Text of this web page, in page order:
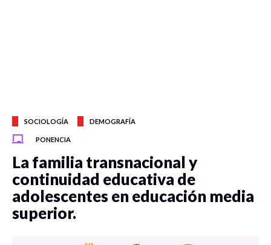
SOCIOLOGÍA DEMOGRAFÍA
PONENCIA
La familia transnacional y
continuidad educativa de
adolescentes en educación media
superior.